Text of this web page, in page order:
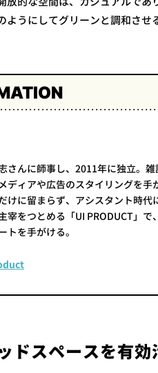
うにしてグリーンと調和させ
さんに師事し、2011年に独立。
ディアや広告のスタイリングを手
けに留まらず、アシスタント時代
宰をつとめる「UI PRODUCT」で
トを手がける。
ドスペースを有効